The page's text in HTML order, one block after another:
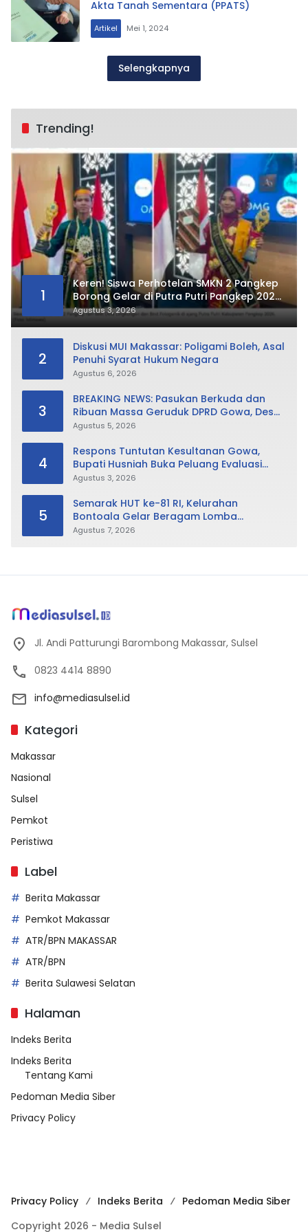
Akta Tanah Sementara (PPATS)
Artikel Mei 1, 2024
Selengkapnya
Trending!
1
Keren! Siswa Perhotelan SMKN 2 Pangkep
Borong Gelar di Putra Putri Pangkep 2026,
Sabet Best Duta Lingkungan dan
Fotogenik
Agustus 3, 2026
2
Diskusi MUI Makassar: Poligami Boleh, Asal
Penuhi Syarat Hukum Negara
Agustus 6, 2026
3
BREAKING NEWS: Pasukan Berkuda dan
Ribuan Massa Geruduk DPRD Gowa, Desak
Cabut Perda LAD
Agustus 5, 2026
4
Respons Tuntutan Kesultanan Gowa,
Bupati Husniah Buka Peluang Evaluasi
Perda LAD: Bisa Direvisi Bahkan Diganti
Agustus 3, 2026
5
Semarak HUT ke-81 RI, Kelurahan
Bontoala Gelar Beragam Lomba
Tradisional Libatkan Seluruh Warga
Agustus 7, 2026
Jl. Andi Patturungi Barombong Makassar, Sulsel
0823 4414 8890
info@mediasulsel.id
Kategori
Makassar
Nasional
Sulsel
Pemkot
Peristiwa
Label
Berita Makassar
Pemkot Makassar
ATR/BPN MAKASSAR
ATR/BPN
Berita Sulawesi Selatan
Halaman
Indeks Berita
Indeks Berita
Tentang Kami
Pedoman Media Siber
Privacy Policy
Privacy Policy Indeks Berita
Pedoman Media Siber
Copyright 2026 - Media Sulsel